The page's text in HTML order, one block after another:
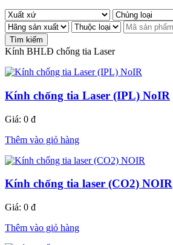
Kính BHLĐ chống tia Laser
Kính chống tia Laser (IPL) NoIR
Giá: 0 đ
Thêm vào giỏ hàng
Kính chống tia laser (CO2) NOIR
Giá: 0 đ
Thêm vào giỏ hàng